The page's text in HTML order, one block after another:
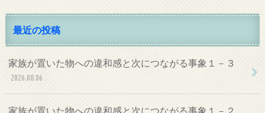
最近の投稿
家族が置いた物への違和感と次につながる事象１－３
2026.08.06
家族が置いた物への違和感と次につながる事象１－２